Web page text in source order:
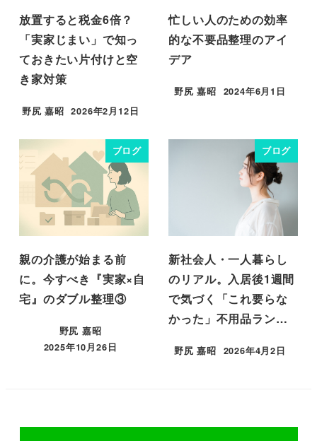
放置すると税金6倍？
「実家じまい」で知っ
ておきたい片付けと空
き家対策
野尻 嘉昭
投稿日
2026年2月12日
忙しい人のための効率
的な不要品整理のアイ
デア
野尻 嘉昭
投稿日
2024年6月1日
ブログ
親の介護が始まる前
に。今すべき『実家×自
宅』のダブル整理③
野尻 嘉昭
投稿日
2025年10月26日
ブログ
新社会人・一人暮らし
のリアル。入居後1週間
で気づく「これ要らな
かった」不用品ラン…
野尻 嘉昭
投稿日
2026年4月2日